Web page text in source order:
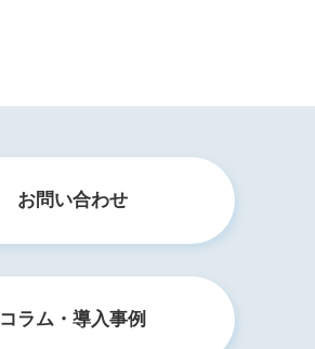
お問い合わせ
コラム・導入事例